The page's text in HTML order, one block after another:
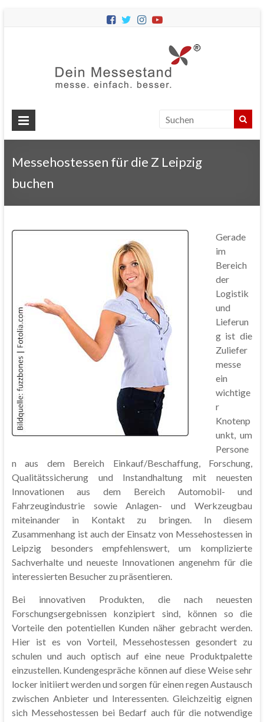
Messestände
für
Messehostessen für die Z Leipzig
buchen
Gerade
im
Bereich
der
Logistik
und
Lieferun
g ist die
Zuliefer
messe
ein
wichtige
r
Knotenp
unkt, um
Persone
n aus dem Bereich Einkauf/Beschaffung, Forschung,
Qualitätssicherung und Instandhaltung mit neuesten
Innovationen aus dem Bereich Automobil- und
Fahrzeugindustrie sowie Anlagen- und Werkzeugbau
miteinander in Kontakt zu bringen. In diesem
Zusammenhang ist auch der Einsatz von Messehostessen in
Leipzig besonders empfehlenswert, um komplizierte
Sachverhalte und neueste Innovationen angenehm für die
interessierten Besucher zu präsentieren.
Bei innovativen Produkten, die nach neuesten
Forschungsergebnissen konzipiert sind, können so die
Vorteile den potentiellen Kunden näher gebracht werden.
Hier ist es von Vorteil, Messehostessen gesondert zu
schulen und auch optisch auf eine neue Produktpalette
einzustellen. Kundengespräche können auf diese Weise sehr
locker initiiert werden und sorgen für einen regen Austausch
zwischen Anbieter und Interessenten. Gleichzeitig eignen
sich Messehostessen bei Bedarf auch für die notwendige